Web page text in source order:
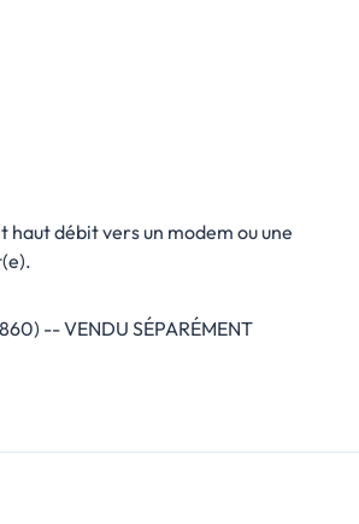
débit vers un modem ou une
-- VENDU SÉPARÉMENT